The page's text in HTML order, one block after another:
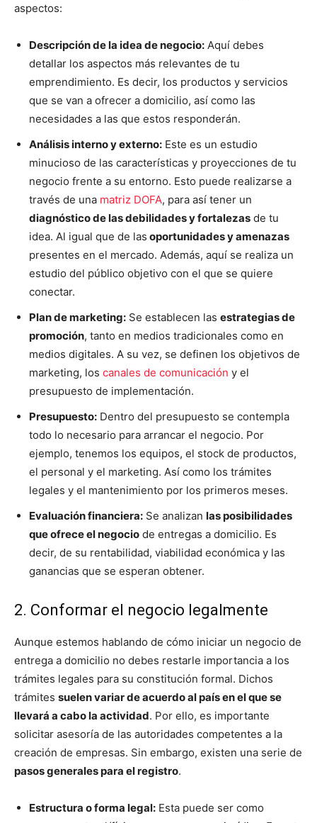
aspectos:
Descripción de la idea de negocio: Aquí debes
detallar los aspectos más relevantes de tu
emprendimiento. Es decir, los productos y servicios
que se van a ofrecer a domicilio, así como las
necesidades a las que estos responderán.
Análisis interno y externo: Este es un estudio
minucioso de las características y proyecciones de tu
negocio frente a su entorno. Esto puede realizarse a
través de una matriz DOFA, para así tener un
diagnóstico de las debilidades y fortalezas de tu
idea. Al igual que de las oportunidades y amenazas
presentes en el mercado. Además, aquí se realiza un
estudio del público objetivo con el que se quiere
conectar.
Plan de marketing: Se establecen las estrategias de
promoción, tanto en medios tradicionales como en
medios digitales. A su vez, se definen los objetivos de
marketing, los canales de comunicación y el
presupuesto de implementación.
Presupuesto: Dentro del presupuesto se contempla
todo lo necesario para arrancar el negocio. Por
ejemplo, tenemos los equipos, el stock de productos,
el personal y el marketing. Así como los trámites
legales y el mantenimiento por los primeros meses.
Evaluación financiera: Se analizan las posibilidades
que ofrece el negocio de entregas a domicilio. Es
decir, de su rentabilidad, viabilidad económica y las
ganancias que se esperan obtener.
2. Conformar el negocio legalmente
Aunque estemos hablando de cómo iniciar un negocio de
entrega a domicilio no debes restarle importancia a los
trámites legales para su constitución formal. Dichos
trámites suelen variar de acuerdo al país en el que se
llevará a cabo la actividad. Por ello, es importante
solicitar asesoría de las autoridades competentes a la
creación de empresas. Sin embargo, existen una serie de
pasos generales para el registro.
Estructura o forma legal: Esta puede ser como